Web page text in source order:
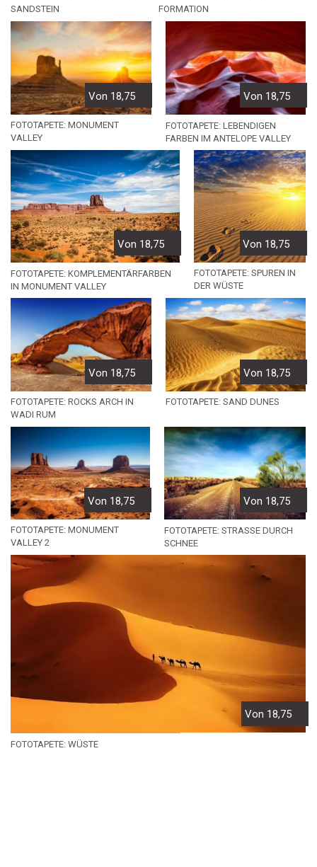
SANDSTEIN
FORMATION
Von 18,75
FOTOTAPETE: MONUMENT
VALLEY
Von 18,75
FOTOTAPETE: LEBENDIGEN
FARBEN IM ANTELOPE VALLEY
Von 18,75
FOTOTAPETE: KOMPLEMENTÄRFARBEN
IN MONUMENT VALLEY
Von 18,75
FOTOTAPETE: SPUREN IN
DER WÜSTE
Von 18,75
FOTOTAPETE: ROCKS ARCH IN
WADI RUM
Von 18,75
FOTOTAPETE: SAND DUNES
Von 18,75
FOTOTAPETE: MONUMENT
VALLEY 2
Von 18,75
FOTOTAPETE: STRASSE DURCH S
CHNEE
Von 18,75
FOTOTAPETE: WÜSTE